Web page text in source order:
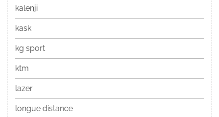
kalenji
kask
kg sport
ktm
lazer
longue distance